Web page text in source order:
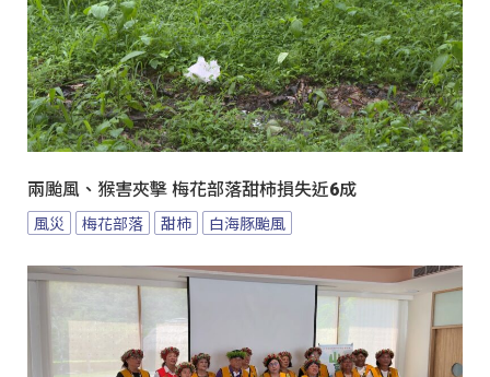
兩颱風、猴害夾擊 梅花部落甜柿損失近6成
風災 梅花部落 甜柿 白海豚颱風